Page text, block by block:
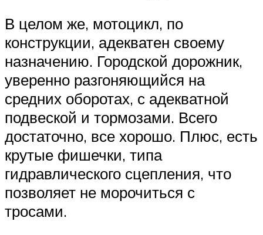
В целом же, мотоцикл, по
конструкции, адекватен своему
назначению. Городской дорожник,
уверенно разгоняющийся на
средних оборотах, с адекватной
подвеской и тормозами. Всего
достаточно, все хорошо. Плюс, есть
крутые фишечки, типа
гидравлического сцепления, что
позволяет не морочиться с
тросами.